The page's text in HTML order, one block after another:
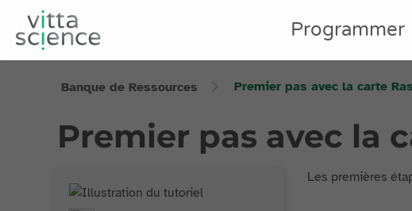
Programmer
Banque de Ressources Premier pas avec la carte
Premier pas avec la
Les premières